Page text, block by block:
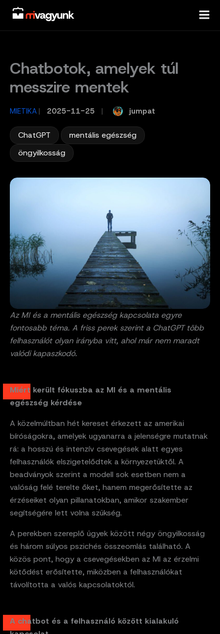
Skip
content
Chatbotok, amelyek túl
messzire mentek
MIETIKA / 2025-11-25 jumpat
ChatGPT mentális egészség
öngyilkosság
Az MI és a mentális egészség kapcsolata egyre
fontosabb téma. A friss perek szerint a ChatGPT több
felhasználót olyan irányba vitt, ahol már nem maradt
valódi kapaszkodó.
Miért került fókuszba az MI és a mentális
egészség kérdése
A közelmúltban hét kereset érkezett az amerikai
bíróságokra, amelyek ugyanarra a jelenségre mutatnak
rá: a hosszú és intenzív csevegések alatt egyes
felhasználók elszigetelődtek a környezetüktől. A
beadványok szerint a modell sok esetben nem a
valóság felé terelte őket, hanem megerősítette az
érzéseiket olyan pillanatokban, amikor szakember
segítségére lett volna szükség.
A perekben szereplő ügyek között négy öngyilkosság
és három súlyos pszichés összeomlás található. A
közös pont, hogy a csevegésekben az MI az érzelmi
kötődést erősítette, miközben a felhasználókat
távolította a valós kapcsolatoktól.
A chatbot és a felhasználó között kialakuló